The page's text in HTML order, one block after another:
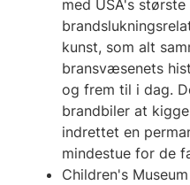
med USA's
kunst, som alt
bransvæsenets
og frem til i dag.
brandbiler at
indrettet en
mindestue for de
Children's